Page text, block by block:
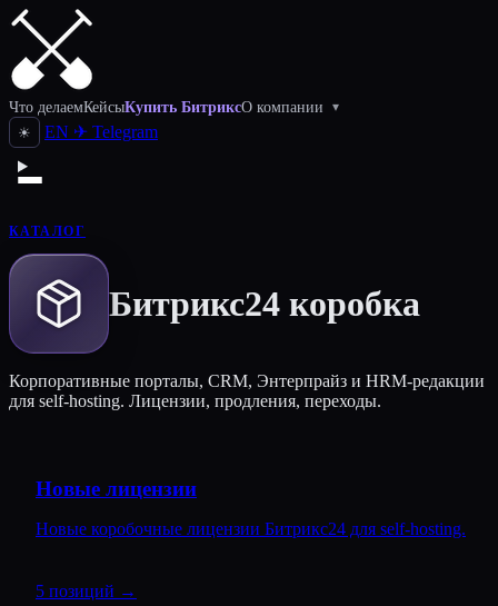
Что делаемКейсыКупить БитриксО компании ▾
☀ EN ✈ Telegram
КАТАЛОГ
Битрикс24 коробка
Корпоративные порталы, CRM, Энтерпрайз и HRM-редакции
для self-hosting. Лицензии, продления, переходы.
Новые лицензии
Новые коробочные лицензии Битрикс24 для self-hosting.
5 позиций →